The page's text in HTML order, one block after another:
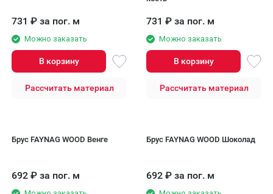
731 ₽ за пог. м
Можно заказать
В корзину
Рассчитать материал
731 ₽ за пог. м
Можно заказать
В корзину
Рассчитать материал
Брус FAYNAG WOOD Венге
692 ₽ за пог. м
Брус FAYNAG WOOD Шоколад
692 ₽ за пог. м